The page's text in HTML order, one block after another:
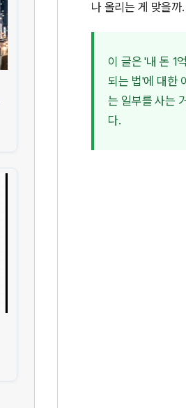
나 올리는 게 맞을까.
이 글은 '내 돈 1
되는 법'에 대한
는 일부를 사는
다.